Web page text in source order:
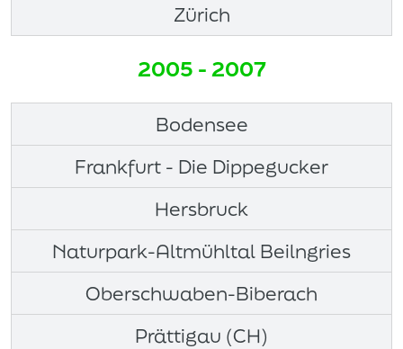
Zürich
2005 - 2007
Bodensee
Frankfurt - Die Dippegucker
Hersbruck
Naturpark-Altmühltal Beilngries
Oberschwaben-Biberach
Prättigau (CH)